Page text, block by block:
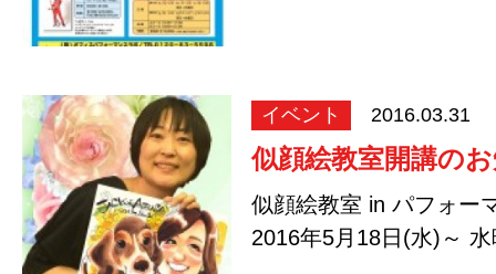
イベント 2016.03.31
似顔絵教室開講の
似顔絵教室 in パフォー
2016年5月18日(水)～